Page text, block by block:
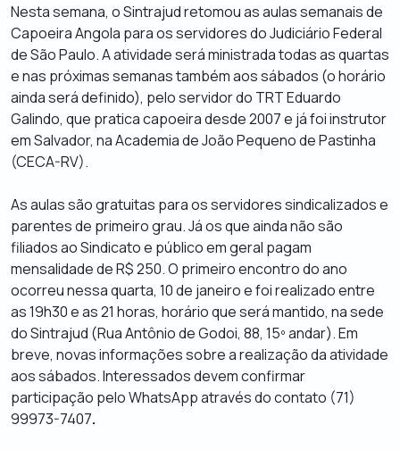
Nesta semana, o Sintrajud retomou as aulas semanais de
Capoeira Angola para os servidores do Judiciário Federal
de São Paulo. A atividade será ministrada todas as quartas
e nas próximas semanas também aos sábados (o horário
ainda será definido), pelo servidor do TRT Eduardo
Galindo, que pratica capoeira desde 2007 e já foi instrutor
em Salvador, na Academia de João Pequeno de Pastinha
(CECA-RV).
As aulas são gratuitas para os servidores sindicalizados e
parentes de primeiro grau. Já os que ainda não são
filiados ao Sindicato e público em geral pagam
mensalidade de R$ 250.O primeiro encontro do ano
ocorreu nessa quarta, 10 de janeiro e foi realizado entre
as 19h30 e as 21 horas, horário que será mantido, na sede
do Sintrajud (Rua Antônio de Godoi, 88, 15º andar). Em
breve, novas informações sobre a realização da atividade
aos sábados. Interessados devem confirmar
participação pelo WhatsApp através do contato (71)
99973-7407.